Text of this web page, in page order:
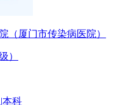
（厦门市传染病医院）
）
|本科